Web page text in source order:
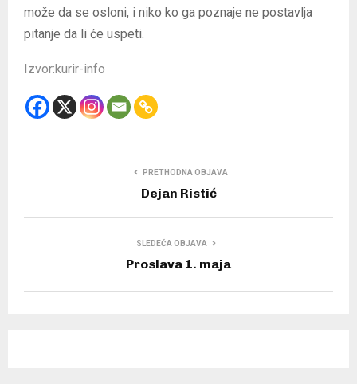
može da se osloni, i niko ko ga poznaje ne postavlja
pitanje da li će uspeti.
Izvor:kurir-info
PRETHODNA OBJAVA
Dejan Ristić
SLEDEĆA OBJAVA
Proslava 1. maja